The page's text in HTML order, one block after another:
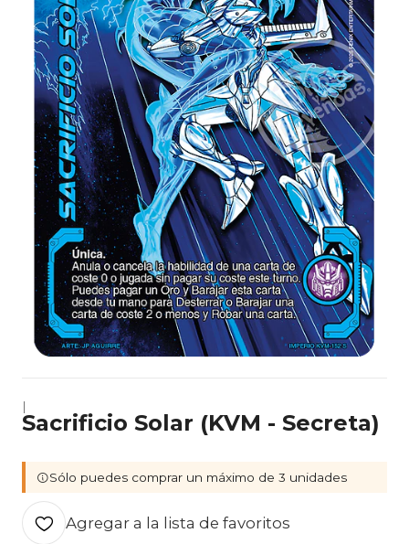
|
Sacrificio Solar (KVM - Secreta)
Sólo puedes comprar un máximo de 3 unidades
Agregar a la lista de favoritos